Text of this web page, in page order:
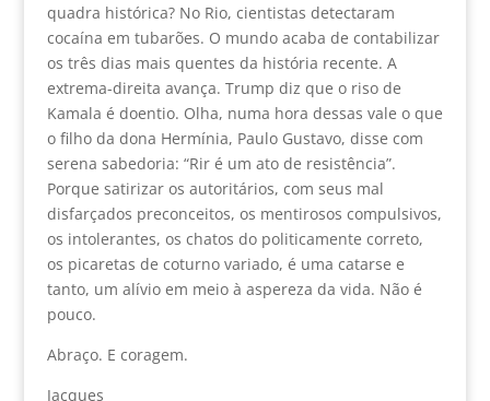
quadra histórica? No Rio, cientistas detectaram
cocaína em tubarões. O mundo acaba de contabilizar
os três dias mais quentes da história recente. A
extrema-direita avança. Trump diz que o riso de
Kamala é doentio. Olha, numa hora dessas vale o que
o filho da dona Hermínia, Paulo Gustavo, disse com
serena sabedoria: “Rir é um ato de resistência”.
Porque satirizar os autoritários, com seus mal
disfarçados preconceitos, os mentirosos compulsivos,
os intolerantes, os chatos do politicamente correto,
os picaretas de coturno variado, é uma catarse e
tanto, um alívio em meio à aspereza da vida. Não é
pouco.
Abraço. E coragem.
Jacques